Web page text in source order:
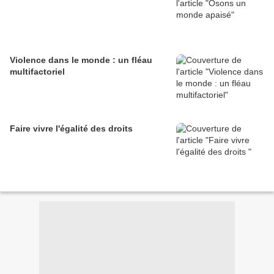
Violence dans le monde : un fléau
multifactoriel
Faire vivre l'égalité des droits